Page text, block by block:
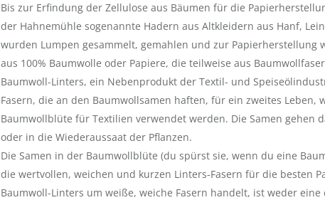
Bis zur Erfindung der Zellulose aus Bäumen für die
der Hahnemühle sogenannte Hadern aus Altkleidern aus Hanf,
wurden Lumpen gesammelt, gemahlen und zur Papierherstellung
aus 100% Baumwolle oder Papiere, die teilweise aus
Baumwoll-Linters, ein Nebenprodukt der Textil- und
Fasern, die an den Baumwollsamen haften, für ein zweites Leben,
Baumwollblüte für Textilien verwendet werden. Die Samen gehen
oder in die Wiederaussaat der Pflanzen.
Die Samen in der Baumwollblüte (du spürst sie, wenn du eine
die wertvollen, weichen und kurzen Linters-Fasern für die besten
Baumwoll-Linters um weiße, weiche Fasern handelt, ist weder